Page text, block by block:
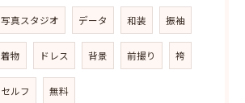
写真スタジオ データ 和装 振袖
着物 ドレス 背景 前撮り 袴
セルフ 無料